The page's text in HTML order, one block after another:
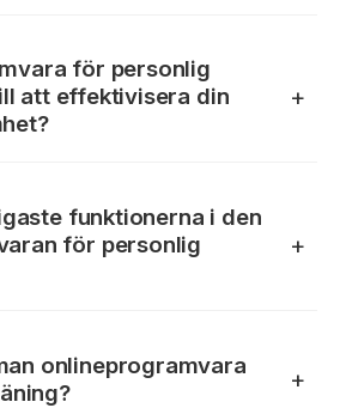
för personlig
att effektivisera din
funktionerna i den
för personlig
onlineprogramvara